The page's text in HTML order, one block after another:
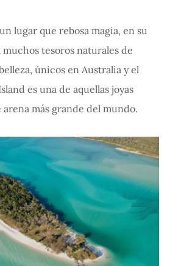
lugar que rebosa magia, en su
tesoros naturales de
únicos en Australia y el
es una de aquellas joyas
arena más grande del mundo.